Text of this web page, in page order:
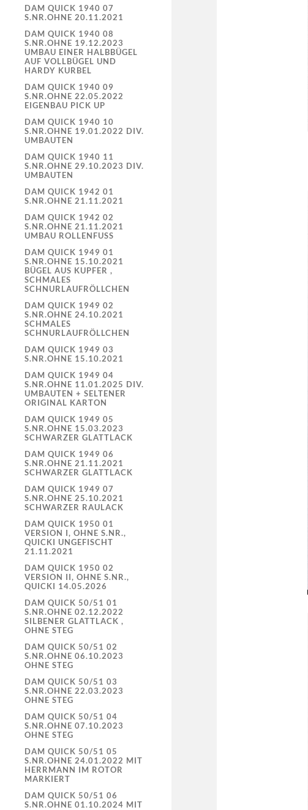
DAM QUICK 1940 07
S.NR.OHNE 20.11.2021
DAM QUICK 1940 08
S.NR.OHNE 19.12.2023
UMBAU EINER HALBBÜGEL
AUF VOLLBÜGEL UND
HARDY KURBEL
DAM QUICK 1940 09
S.NR.OHNE 22.05.2022
EIGENBAU PICK UP
DAM QUICK 1940 10
S.NR.OHNE 19.01.2022 DIV.
UMBAUTEN
DAM QUICK 1940 11
S.NR.OHNE 29.10.2023 DIV.
UMBAUTEN
DAM QUICK 1942 01
S.NR.OHNE 21.11.2021
DAM QUICK 1942 02
S.NR.OHNE 21.11.2021
UMBAU ROLLENFUSS
DAM QUICK 1949 01
S.NR.OHNE 15.10.2021
BÜGEL AUS KUPFER ,
SCHMALES
SCHNURLAUFRÖLLCHEN
DAM QUICK 1949 02
S.NR.OHNE 24.10.2021
SCHMALES
SCHNURLAUFRÖLLCHEN
DAM QUICK 1949 03
S.NR.OHNE 15.10.2021
DAM QUICK 1949 04
S.NR.OHNE 11.01.2025 DIV.
UMBAUTEN + SELTENER
ORIGINAL KARTON
DAM QUICK 1949 05
S.NR.OHNE 15.03.2023
SCHWARZER GLATTLACK
DAM QUICK 1949 06
S.NR.OHNE 21.11.2021
SCHWARZER GLATTLACK
DAM QUICK 1949 07
S.NR.OHNE 25.10.2021
SCHWARZER RAULACK
DAM QUICK 1950 01
VERSION I, OHNE S.NR.,
QUICKI UNGEFISCHT
21.11.2021
DAM QUICK 1950 02
VERSION II, OHNE S.NR.,
QUICKI 14.05.2026
DAM QUICK 50/51 01
S.NR.OHNE 02.12.2022
SILBENER GLATTLACK ,
OHNE STEG
DAM QUICK 50/51 02
S.NR.OHNE 06.10.2023
OHNE STEG
DAM QUICK 50/51 03
S.NR.OHNE 22.03.2023
OHNE STEG
DAM QUICK 50/51 04
S.NR.OHNE 07.10.2023
OHNE STEG
DAM QUICK 50/51 05
S.NR.OHNE 24.01.2022 MIT
HERRMANN IM ROTOR
MARKIERT
DAM QUICK 50/51 06
S.NR.OHNE 01.10.2024 MIT